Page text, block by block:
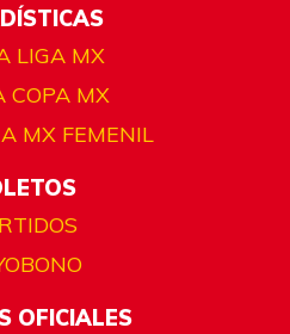
LIGA MX
COPA MX
MX FEMENIL
OFICIALES